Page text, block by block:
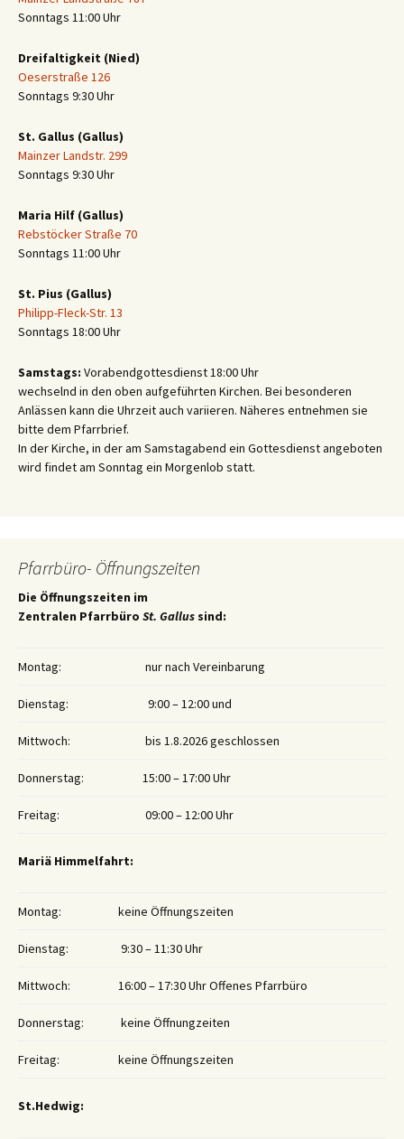
Sonntags 11:00 Uhr
Dreifaltigkeit (Nied)
Oeserstraße 126
Sonntags 9:30 Uhr
St. Gallus (Gallus)
Mainzer Landstr. 299
Sonntags 9:30 Uhr
Maria Hilf (Gallus)
Rebstöcker Straße 70
Sonntags 11:00 Uhr
St. Pius (Gallus)
Philipp-Fleck-Str. 13
Sonntags 18:00 Uhr
Samstags: Vorabendgottesdienst 18:00 Uhr
wechselnd in den oben aufgeführten Kirchen. Bei besonderen
Anlässen kann die Uhrzeit auch variieren. Näheres entnehmen sie
bitte dem Pfarrbrief.
In der Kirche, in der am Samstagabend ein Gottesdienst angeboten
wird findet am Sonntag ein Morgenlob statt.
Pfarrbüro- Öffnungszeiten
Die Öffnungszeiten im
Zentralen Pfarrbüro St. Gallus sind:
Montag: nur nach Vereinbarung
Dienstag: 9:00 – 12:00 und
Mittwoch: bis 1.8.2026 geschlossen
Donnerstag: 15:00 – 17:00 Uhr
Freitag: 09:00 – 12:00 Uhr
Mariä Himmelfahrt:
Montag: keine Öffnungszeiten
Dienstag: 9:30 – 11:30 Uhr
Mittwoch: 16:00 – 17:30 Uhr Offenes Pfarrbüro
Donnerstag: keine Öffnungzeiten
Freitag: keine Öffnungszeiten
St.Hedwig: